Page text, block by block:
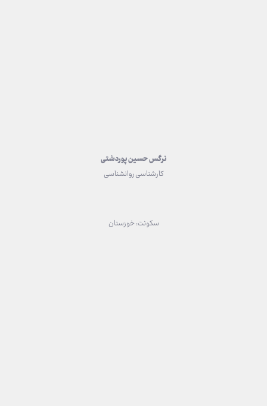
نرگس حسین پوردشتی
کارشناسی روانشناسی
سکونت: خوزستان